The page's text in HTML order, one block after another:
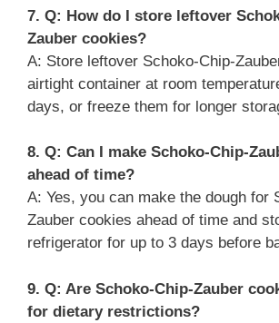
7. Q: How do I store leftover
Zauber cookies?
A: Store leftover Schoko-Chip-
airtight container at room
days, or freeze them for longer
8. Q: Can I make Schoko-Chip-
ahead of time?
A: Yes, you can make the dough for
Zauber cookies ahead of time and
refrigerator for up to 3 days before
9. Q: Are Schoko-Chip-Zauber
for dietary restrictions?